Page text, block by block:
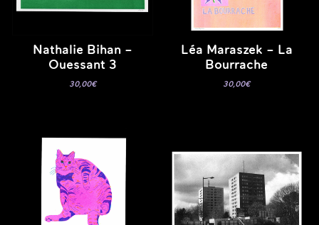
Nathalie Bihan –
Ouessant 3
30,00€
Léa Maraszek – La
Bourrache
30,00€